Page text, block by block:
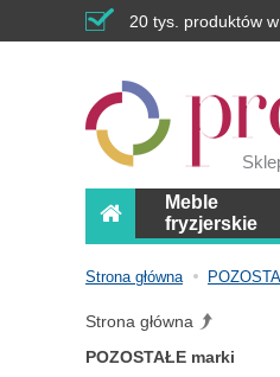
20 tys. produktów
Meble
fryzjerskie
Strona główna
Strona główna
POZOSTAŁE marki